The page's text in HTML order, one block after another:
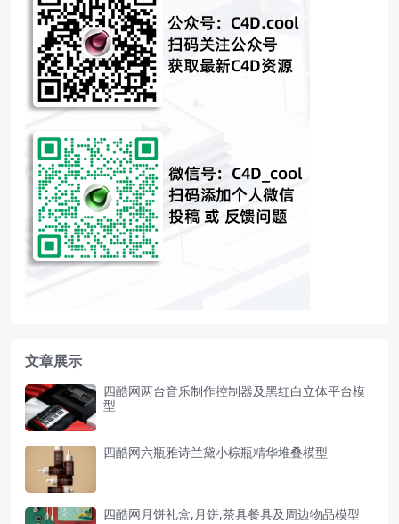
文章展示
四酷网两台音乐制作控制器及黑红白立体平台模
型
四酷网六瓶雅诗兰黛小棕瓶精华堆叠模型
四酷网月饼礼盒,月饼,茶具餐具及周边物品模型